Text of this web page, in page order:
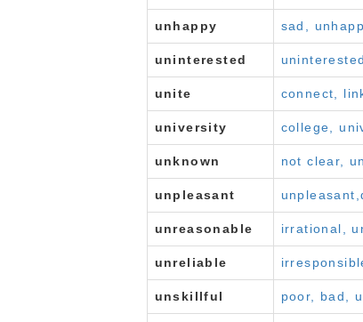
unhappy sad,
uninterested
unite connect,
university college,
unknown not clear,
unpleasant
unreasonable irrational,
unreliable
unskillful poor, bad,